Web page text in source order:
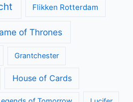
Flikken Rotterdam
of Thrones
Grantchester
House of Cards